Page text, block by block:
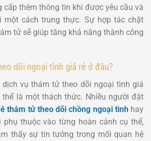
cấp thêm thông tin khi được yêu cầu và
một cách trung thực. Sự hợp tác chặt
tử sẽ giúp tăng khả năng thành công
dõi ngoại tình giá rẻ ở đâu?
vụ thám tử theo dõi ngoại tình giá
thể là một thách thức. Nhiều người đặt
thám tử theo dõi chồng ngoại tìnhhay
phụ thuộc vào từng hoàn cảnh cụ thể,
thấy sự tin tưởng trong mối quan hệ